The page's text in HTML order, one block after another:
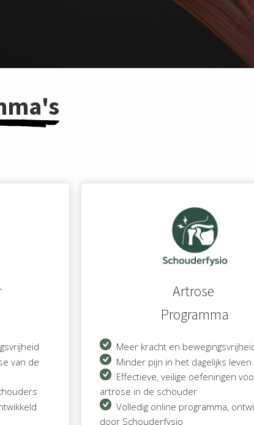
van de
Artrose
Programma
Meer kracht en
Minder pijn in het dagelijks leven
Effectieve, veilige oefeningen
artrose in de schouder
Volledig online programma,
door Schouderfysio